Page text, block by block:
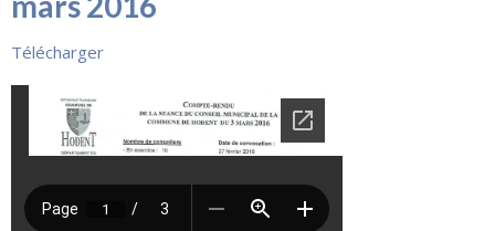
Télécharger